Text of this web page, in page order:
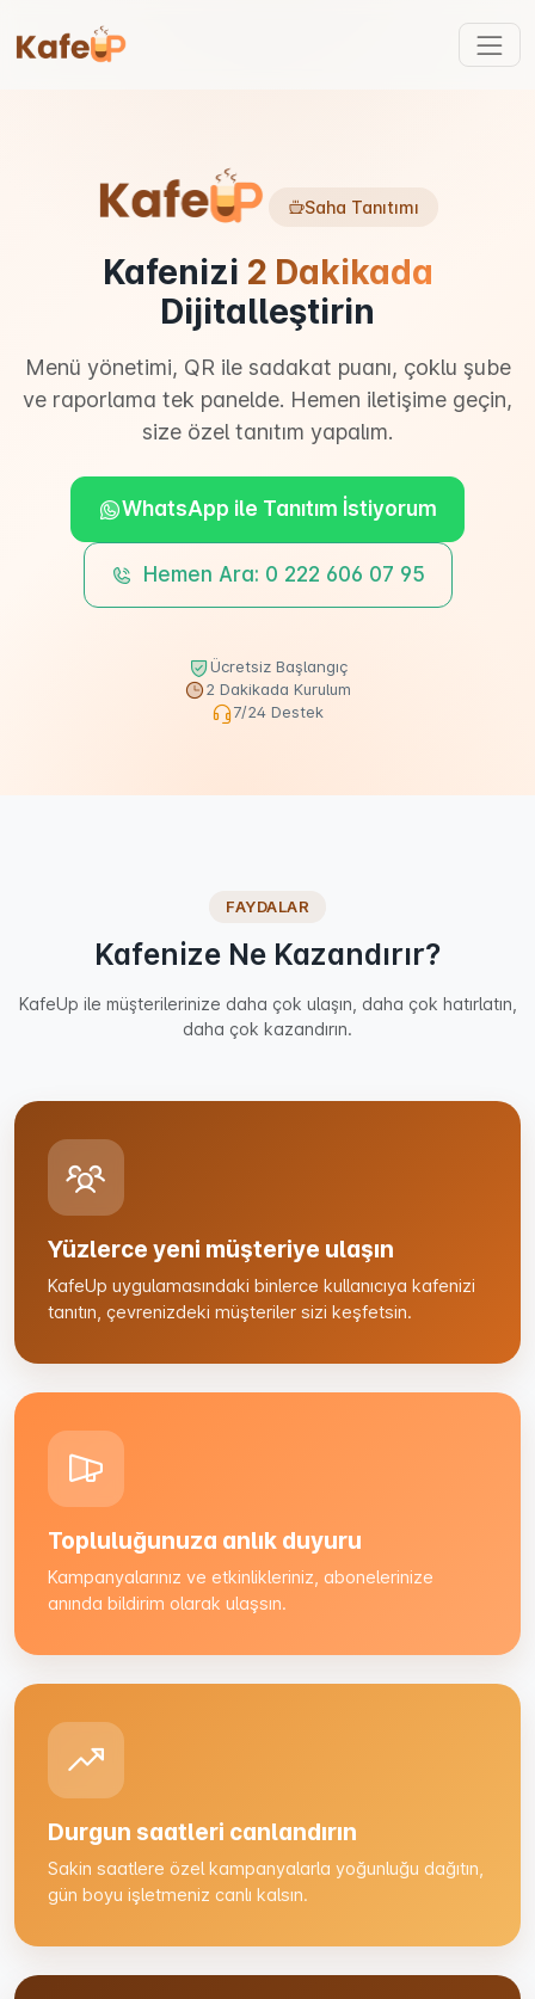
Saha Tanıtımı
Kafenizi 2 Dakikada
Dijitalleştirin
Menü yönetimi, QR ile sadakat puanı, çoklu şube
ve raporlama tek panelde. Hemen iletişime geçin,
size özel tanıtım yapalım.
WhatsApp ile Tanıtım İstiyorum
Hemen Ara: 0 222 606 07 95
Ücretsiz Başlangıç
2 Dakikada Kurulum
7/24 Destek
FAYDALAR
Kafenize Ne Kazandırır?
KafeUp ile müşterilerinize daha çok ulaşın, daha çok hatırlatın,
daha çok kazandırın.
Yüzlerce yeni müşteriye ulaşın
KafeUp uygulamasındaki binlerce kullanıcıya kafenizi
tanıtın, çevrenizdeki müşteriler sizi keşfetsin.
Topluluğunuza anlık duyuru
Kampanyalarınız ve etkinlikleriniz, abonelerinize
anında bildirim olarak ulaşsın.
Durgun saatleri canlandırın
Sakin saatlere özel kampanyalarla yoğunluğu dağıtın,
gün boyu işletmeniz canlı kalsın.